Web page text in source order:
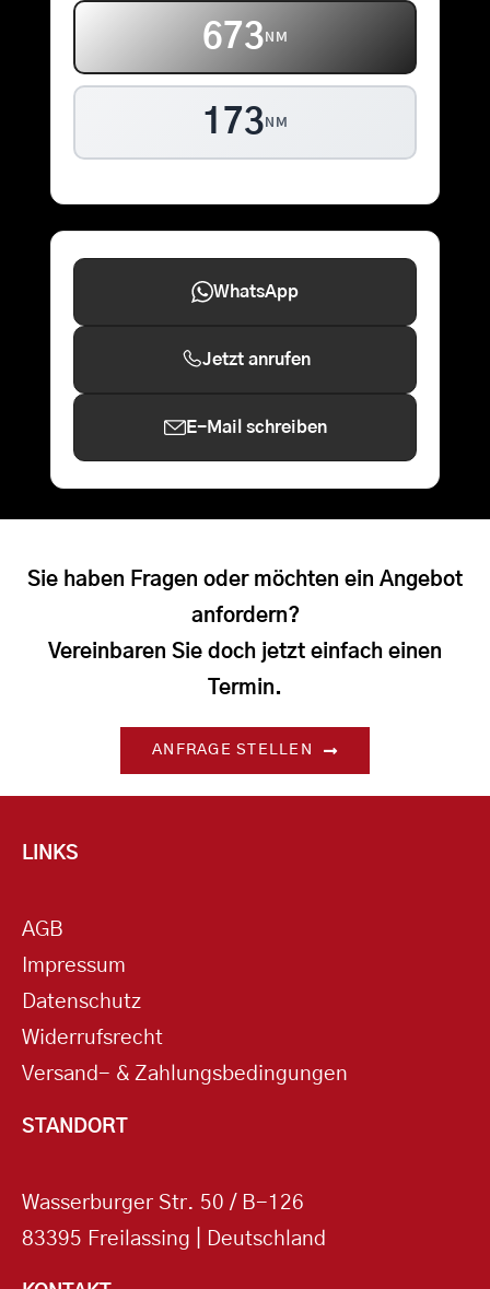
673 NM
173 NM
WhatsApp
Jetzt anrufen
E-Mail schreiben
Sie haben Fragen oder möchten ein Angebot
anfordern?
Vereinbaren Sie doch jetzt einfach einen
Termin.
ANFRAGE STELLEN
LINKS
AGB
Impressum
Datenschutz
Widerrufsrecht
Versand- & Zahlungsbedingungen
STANDORT
Wasserburger Str. 50 / B-126
83395 Freilassing | Deutschland